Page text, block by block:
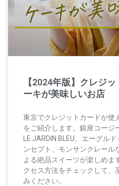
【2024年版】クレジ
ーキが美味しいお店
東京でクレジットカードが使
をご紹介します。銀座コージ
LE JARDIN BLEU、エーグル
ンセプト、モンサンクレール
よる絶品スイーツが楽しめま
クセス方法をチェックして、
みください。